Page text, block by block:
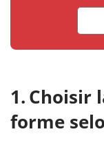
Choisir
forme